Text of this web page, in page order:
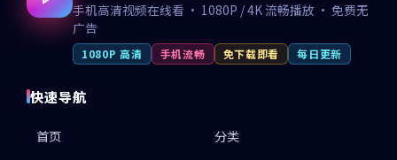
手机高清视频在线看 · 1080P / 4K 流畅播放 · 免费无
广告
1080P 高清 手机流畅 免下载即看 每日更新
快速导航
首页 分类